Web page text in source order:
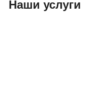
Наши услуги